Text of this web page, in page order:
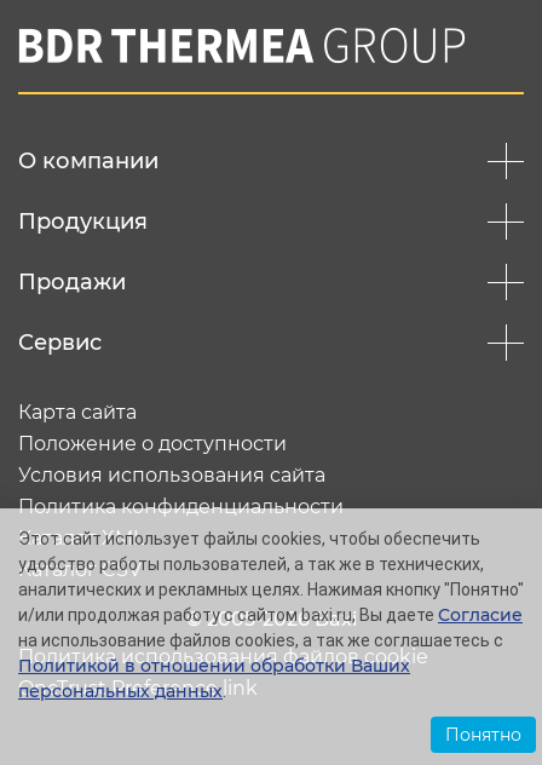
Вы соглашаетесь с нашей политикой
конфеденциальности
О компании
Продукция
Продажи
Сервис
© 2005-2026 Baxi
Карта сайта
Положение о доступности
Условия использования сайта
Политика конфиденциальности
Каталог XML
Каталог CSV
Политика использования файлов cookie
OneTrust Preference link
Этот сайт использует файлы cookies, чтобы обеспечить
удобство работы пользователей, а так же в технических,
аналитических и рекламных целях. Нажимая кнопку "Понятно"
и/или продолжая работу с сайтом baxi.ru, Вы даете Согласие
на использование файлов cookies, а так же соглашаетесь с
Политикой в отношении обработки Ваших
персональных данных.
Понятно